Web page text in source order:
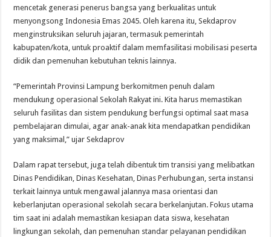
mencetak generasi penerus bangsa yang berkualitas untuk
menyongsong Indonesia Emas 2045. Oleh karena itu, Sekdaprov
menginstruksikan seluruh jajaran, termasuk pemerintah
kabupaten/kota, untuk proaktif dalam memfasilitasi mobilisasi peserta
didik dan pemenuhan kebutuhan teknis lainnya.
“Pemerintah Provinsi Lampung berkomitmen penuh dalam
mendukung operasional Sekolah Rakyat ini. Kita harus memastikan
seluruh fasilitas dan sistem pendukung berfungsi optimal saat masa
pembelajaran dimulai, agar anak-anak kita mendapatkan pendidikan
yang maksimal,” ujar Sekdaprov
Dalam rapat tersebut, juga telah dibentuk tim transisi yang melibatkan
Dinas Pendidikan, Dinas Kesehatan, Dinas Perhubungan, serta instansi
terkait lainnya untuk mengawal jalannya masa orientasi dan
keberlanjutan operasional sekolah secara berkelanjutan. Fokus utama
tim saat ini adalah memastikan kesiapan data siswa, kesehatan
lingkungan sekolah, dan pemenuhan standar pelayanan pendidikan